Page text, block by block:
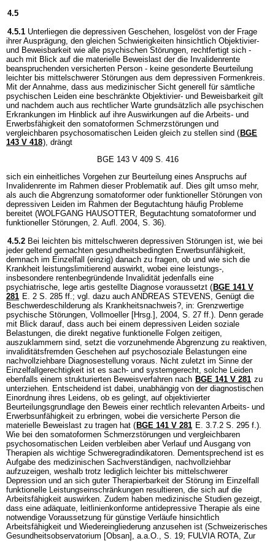
4.5
4.5.1 Unterliegen die depressiven Geschehen, losgelöst von der Frage
ihrer Ausprägung, den gleichen Schwierigkeiten hinsichtlich Objektivier-
und Beweisbarkeit wie alle psychischen Störungen, rechtfertigt sich -
auch mit Blick auf die materielle Beweislast der die Invalidenrente
beanspruchenden versicherten Person - keine gesonderte Beurteilung
leichter bis mittelschwerer Störungen aus dem depressiven Formenkreis.
Mit der Annahme, dass aus medizinischer Sicht generell für sämtliche
psychischen Leiden eine beschränkte Objektivier- und Beweisbarkeit gilt
und nachdem auch aus rechtlicher Warte grundsätzlich alle psychischen
Erkrankungen im Hinblick auf ihre Auswirkungen auf die Arbeits- und
Erwerbsfähigkeit den somatoformen Schmerzstörungen und
vergleichbaren psychosomatischen Leiden gleich zu stellen sind (BGE
143 V 418), drängt
BGE 143 V 409 S. 416
sich ein einheitliches Vorgehen zur Beurteilung eines Anspruchs auf
Invalidenrente im Rahmen dieser Problematik auf. Dies gilt umso mehr,
als auch die Abgrenzung somatoformer oder funktioneller Störungen von
depressiven Leiden im Rahmen der Begutachtung häufig Probleme
bereitet (WOLFGANG HAUSOTTER, Begutachtung somatoformer und
funktioneller Störungen, 2. Aufl. 2004, S. 36).
4.5.2 Bei leichten bis mittelschweren depressiven Störungen ist, wie bei
jeder geltend gemachten gesundheitsbedingten Erwerbsunfähigkeit,
demnach im Einzelfall (einzig) danach zu fragen, ob und wie sich die
Krankheit leistungslimitierend auswirkt, wobei eine leistungs-,
insbesondere rentenbegründende Invalidität jedenfalls eine
psychiatrische, lege artis gestellte Diagnose voraussetzt (BGE 141 V
281 E. 2 S. 285 ff.; vgl. dazu auch ANDREAS STEVENS, Genügt die
Beschwerdeschilderung als Krankheitsnachweis?, in: Grenzwertige
psychische Störungen, Vollmoeller [Hrsg.], 2004, S. 27 ff.). Denn gerade
mit Blick darauf, dass auch bei einem depressiven Leiden soziale
Belastungen, die direkt negative funktionelle Folgen zeitigen,
auszuklammern sind, setzt die vorzunehmende Abgrenzung zu reaktiven,
invaliditätsfremden Geschehen auf psychosoziale Belastungen eine
nachvollziehbare Diagnosestellung voraus. Nicht zuletzt im Sinne der
Einzelfallgerechtigkeit ist es sach- und systemgerecht, solche Leiden
ebenfalls einem strukturierten Beweisverfahren nach BGE 141 V 281 zu
unterziehen. Entscheidend ist dabei, unabhängig von der diagnostischen
Einordnung ihres Leidens, ob es gelingt, auf objektivierter
Beurteilungsgrundlage den Beweis einer rechtlich relevanten Arbeits- und
Erwerbsunfähigkeit zu erbringen, wobei die versicherte Person die
materielle Beweislast zu tragen hat (BGE 141 V 281 E. 3.7.2 S. 295 f.).
Wie bei den somatoformen Schmerzstörungen und vergleichbaren
psychosomatischen Leiden verbleiben aber Verlauf und Ausgang von
Therapien als wichtige Schweregradindikatoren. Dementsprechend ist es
Aufgabe des medizinischen Sachverständigen, nachvollziehbar
aufzuzeigen, weshalb trotz lediglich leichter bis mittelschwerer
Depression und an sich guter Therapierbarkeit der Störung im Einzelfall
funktionelle Leistungseinschränkungen resultieren, die sich auf die
Arbeitsfähigkeit auswirken. Zudem haben medizinische Studien gezeigt,
dass eine adäquate, leitlinienkonforme antidepressive Therapie als eine
notwendige Voraussetzung für günstige Verläufe hinsichtlich
Arbeitsfähigkeit und Wiedereingliederung anzusehen ist (Schweizerisches
Gesundheitsobservatorium [Obsan], a.a.O., S. 19; FULVIA ROTA, Zur